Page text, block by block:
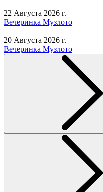
22 Августа 2026 г.
Вечеринка Музлото
20 Августа 2026 г.
Вечеринка Музлото